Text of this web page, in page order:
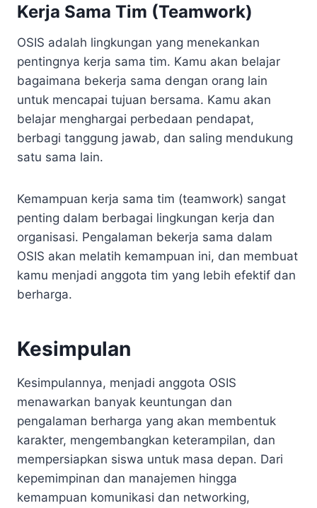
Kerja Sama Tim (Teamwork)
OSIS adalah lingkungan yang menekankan
pentingnya kerja sama tim. Kamu akan belajar
bagaimana bekerja sama dengan orang lain
untuk mencapai tujuan bersama. Kamu akan
belajar menghargai perbedaan pendapat,
berbagi tanggung jawab, dan saling mendukung
satu sama lain.
Kemampuan kerja sama tim (teamwork) sangat
penting dalam berbagai lingkungan kerja dan
organisasi. Pengalaman bekerja sama dalam
OSIS akan melatih kemampuan ini, dan membuat
kamu menjadi anggota tim yang lebih efektif dan
berharga.
Kesimpulan
Kesimpulannya, menjadi anggota OSIS
menawarkan banyak keuntungan dan
pengalaman berharga yang akan membentuk
karakter, mengembangkan keterampilan, dan
mempersiapkan siswa untuk masa depan. Dari
kepemimpinan dan manajemen hingga
kemampuan komunikasi dan networking,